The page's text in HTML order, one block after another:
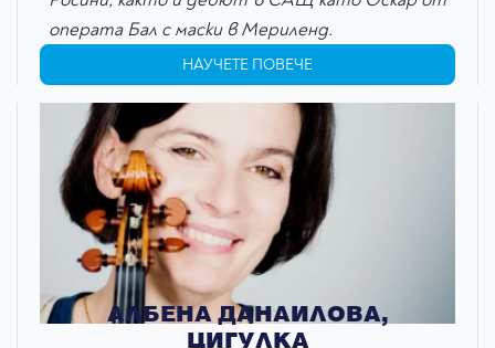
операта Бал с маски в Мериленд.
НАУЧЕТЕ ПОВЕЧЕ
АЛБЕНА ДАНАИЛОВА,
ЦИГУЛКА